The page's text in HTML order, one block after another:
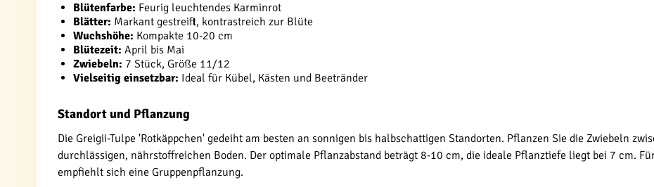
Blütenfarbe: Feurig leuchtendes Karminrot
Blätter: Markant gestreift, kontrastreich zur Blüte
Wuchshöhe: Kompakte 10-20 cm
Blütezeit: April bis Mai
Zwiebeln: 7 Stück, Größe 11/12
Vielseitig einsetzbar: Ideal für Kübel, Kästen und Beetränder
Standort und Pflanzung
Die Greigii-Tulpe 'Rotkäppchen' gedeiht am besten an sonnigen bis halbschattigen Standorten. Pflanzen Sie die Zwiebeln
durchlässigen, nährstoffreichen Boden. Der optimale Pflanzabstand beträgt 8-10 cm, die ideale Pflanztiefe liegt bei 7 cm.
empfiehlt sich eine Gruppenpflanzung.